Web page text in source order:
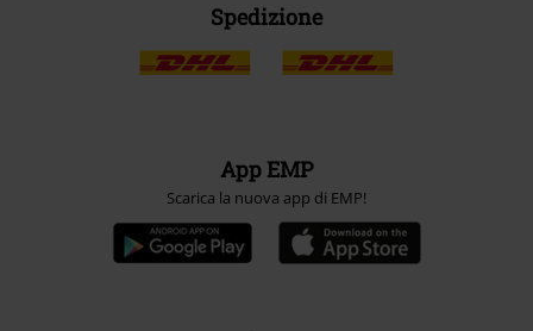
Spedizione
App EMP
Scarica la nuova app di EMP!